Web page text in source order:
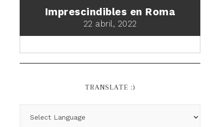
Imprescindibles en Roma
22 abril, 2022
TRANSLATE :)